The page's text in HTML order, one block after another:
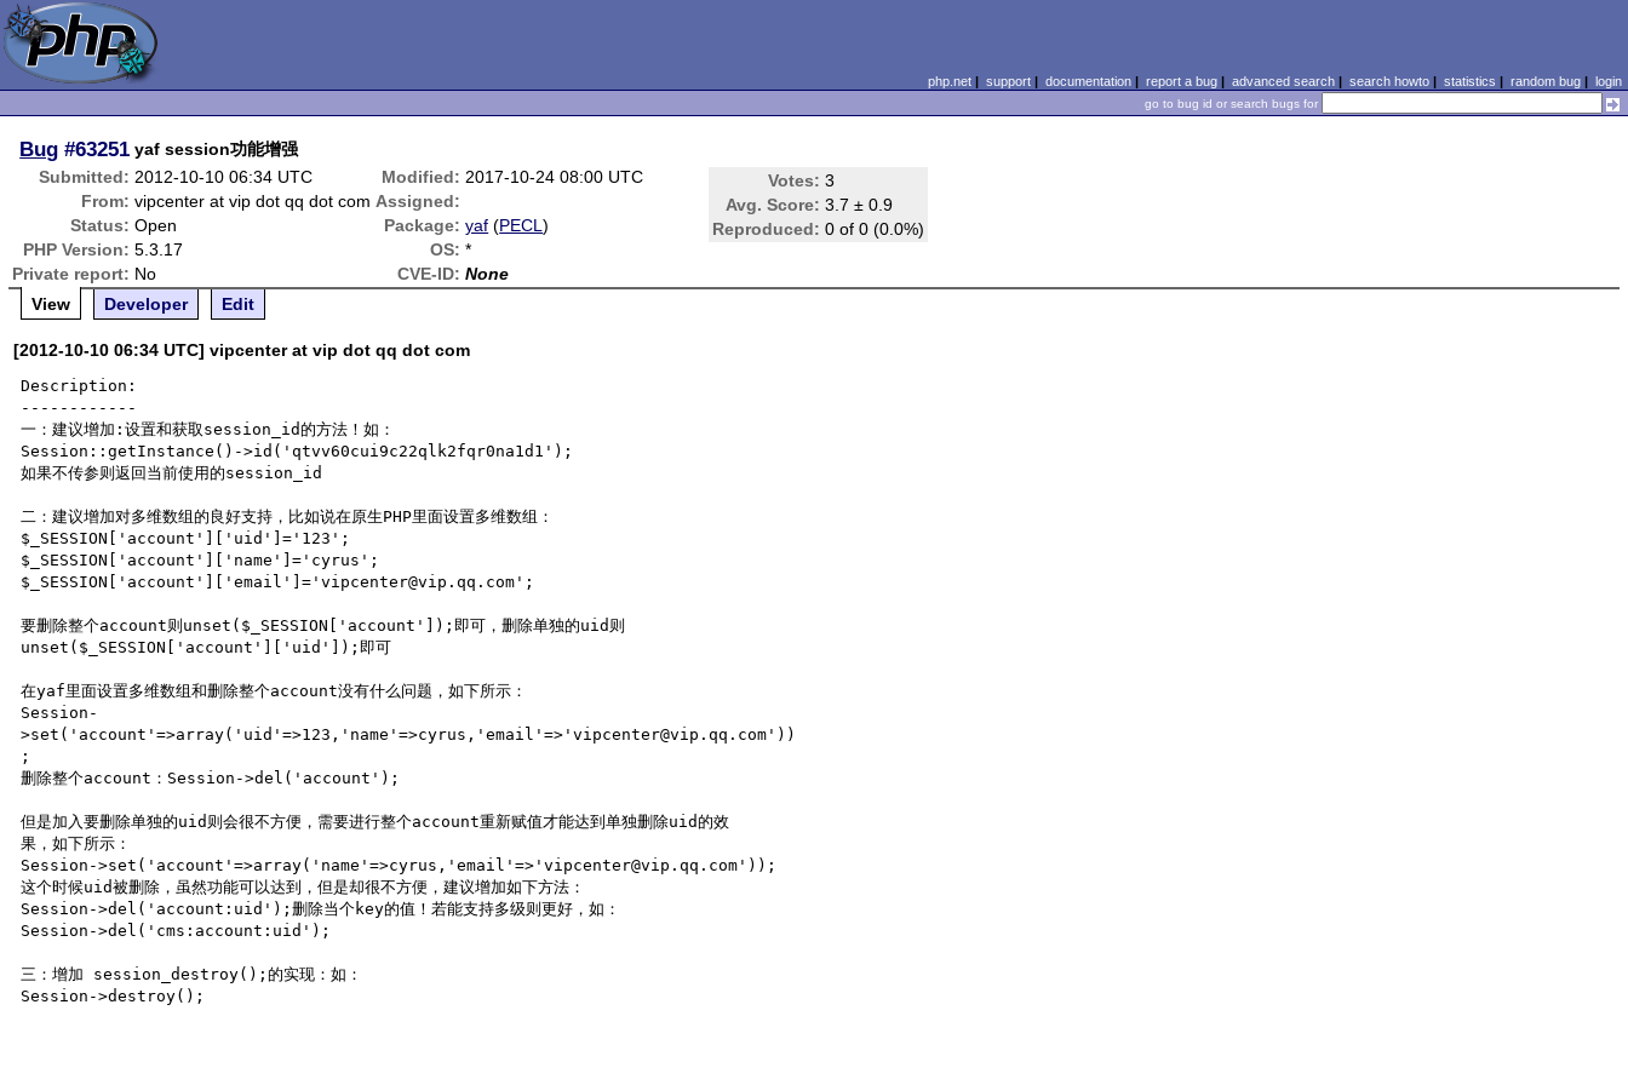
php.net| support| documentation| report a bug| advanced search| search howto| statistics | random bug| login
go to bug id or search bugs for
Bug #63251 yaf session功能增强
Submitted: 2012-10-10 06:34 UTC Modified: 2017-10-24 08:00 UTC Votes: 3
Avg. Score: 3.7 ± 0.9
Reproduced: 0 of 0 (0.0%)
From: vipcenter at vip dot qq dot com Assigned:
Status: Open Package: yaf (PECL)
PHP Version: 5.3.17 OS: *
Private report: No CVE-ID: None
View
Developer Edit
[2012-10-10 06:34 UTC] vipcenter at vip dot qq dot com
Description:
------------
一：建议增加:设置和获取session_id的方法！如：
Session::getInstance()->id('qtvv60cui9c22qlk2fqr0na1d1');
如果不传参则返回当前使用的session_id
二：建议增加对多维数组的良好支持，比如说在原生PHP里面设置多维数组：
$_SESSION['account']['uid']='123';
$_SESSION['account']['name']='cyrus';
$_SESSION['account']['email']='vipcenter@vip.qq.com';
要删除整个account则unset($_SESSION['account']);即可，删除单独的uid则
unset($_SESSION['account']['uid']);即可
在yaf里面设置多维数组和删除整个account没有什么问题，如下所示：
Session-
>set('account'=>array('uid'=>123,'name'=>cyrus,'email'=>'vipcenter@vip.qq.com'))
;
删除整个account：Session->del('account');
但是加入要删除单独的uid则会很不方便，需要进行整个account重新赋值才能达到单独删除uid的效
果，如下所示：
Session->set('account'=>array('name'=>cyrus,'email'=>'vipcenter@vip.qq.com'));
这个时候uid被删除，虽然功能可以达到，但是却很不方便，建议增加如下方法：
Session->del('account:uid');删除当个key的值！若能支持多级则更好，如：
Session->del('cms:account:uid');
三：增加 session_destroy();的实现：如：
Session->destroy();